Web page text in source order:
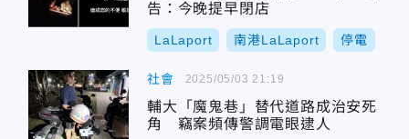
告：今晚提早閉店
LaLaport 南港LaLaport 停電
社會
輔大「魔鬼巷」替代道路成治安死
角 竊案頻傳警調電眼逮人
2025/05/03 21:19